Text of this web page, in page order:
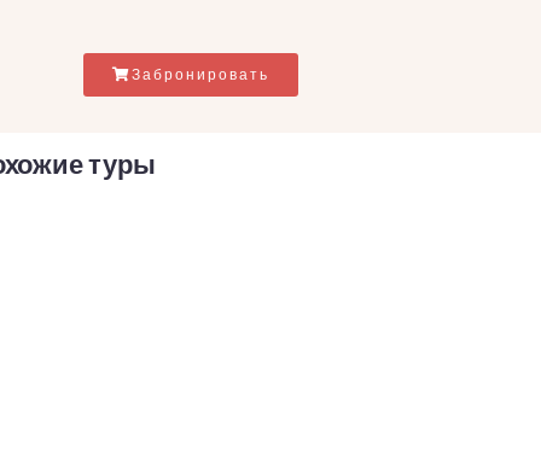
Забронировать
туры